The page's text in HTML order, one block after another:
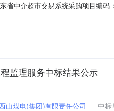
省中介超市交易系统采购项目编
惠城区中信第一实验幼儿园中介
，最低1600.00元，以最终中选的
监理服务中标结果公示
山煤电(集团)有限责任公司 中标